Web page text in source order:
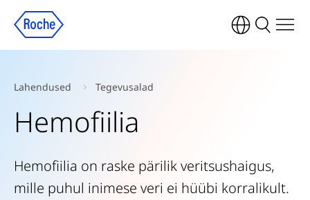
Lahendused Tegevusalad
Hemofiilia
Hemofiilia on raske pärilik veritsushaigus,
mille puhul inimese veri ei hüübi korralikult.